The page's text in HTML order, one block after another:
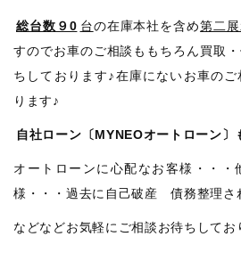
総台数９0 台の在庫本社を含め第二
すのでお車のご相談ももちろん買取
ちしております♪在庫にないお車の
ります♪
自社ローン〔MYNEOオートローン〕
オートローンに心配なお客様・・・
様・・・過去に自己破産 債務整理さ
などなどお気軽にご相談お待ちしてお